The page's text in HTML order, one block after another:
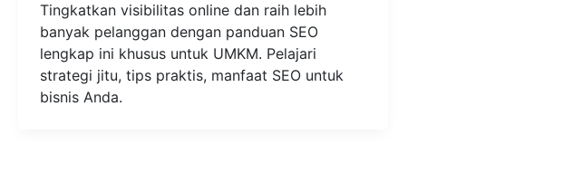
Tingkatkan visibilitas online dan raih lebih
banyak pelanggan dengan panduan SEO
lengkap ini khusus untuk UMKM. Pelajari
strategi jitu, tips praktis, manfaat SEO untuk
bisnis Anda.